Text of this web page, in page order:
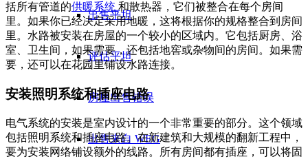
出售平坦
评估平坦
房屋出售错误
出售来自 WEG
括所有管道的供暖系统和散热器，它们被整合在每个房间
里。如果你已经决定采用地暖，这将根据你的规格整合到房间
里。水路被安装在房屋的一个较小的区域内。它包括厨房、浴
室、卫生间，如果需要，还包括地窖或杂物间的房间。如果需
要，还可以在花园里铺设水路连接。
安装照明系统和插座电路
电气系统的安装是室内设计的一个非常重要的部分。这个领域
包括照明系统和插座电路。在新建筑和大规模的翻新工程中，
要为安装网络铺设额外的线路。所有房间都有插座，可以将固